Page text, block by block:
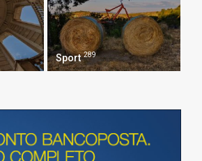
Sport 289